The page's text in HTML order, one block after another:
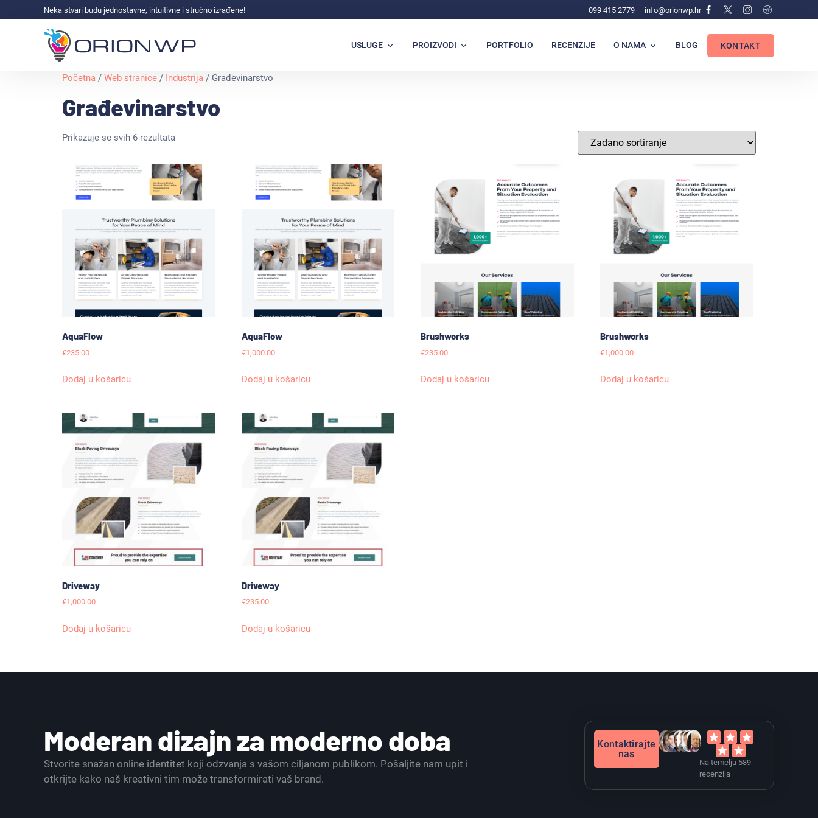
Neka stvari budu jednostavne, intuitivne i stručno izrađene! 099 415 2779 info@orionwp.hr
USLUGE PROIZVODI PORTFOLIO RECENZIJE O NAMA BLOG KONTAKT
Početna / Web stranice / Industrija / Građevinarstvo
Građevinarstvo
Prikazuje se svih 6 rezultata
AquaFlow
€235.00
Dodaj u košaricu
AquaFlow
€1,000.00
Dodaj u košaricu
Brushworks
€235.00
Dodaj u košaricu
Brushworks
€1,000.00
Dodaj u košaricu
Driveway
€1,000.00
Dodaj u košaricu
Driveway
€235.00
Dodaj u košaricu
Moderan dizajn za moderno doba
Stvorite snažan online identitet koji odzvanja s vašom ciljanom publikom. Pošaljite nam upit i
otkrijte kako naš kreativni tim može transformirati vaš brand.
Kontaktirajte
nas
Na temelju 589
recenzija